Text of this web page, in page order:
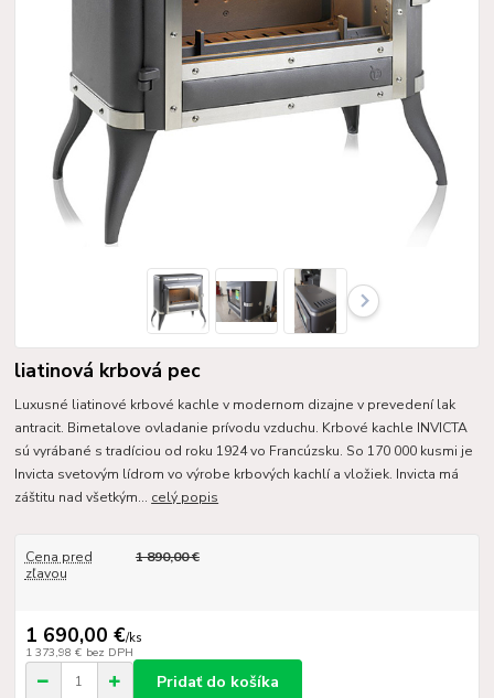
liatinová krbová pec
Luxusné liatinové krbové kachle v modernom dizajne v prevedení lak
antracit. Bimetalove ovladanie prívodu vzduchu. Krbové kachle INVICTA
sú vyrábané s tradíciou od roku 1924 vo Francúzsku. So 170 000 kusmi je
Invicta svetovým lídrom vo výrobe krbových kachlí a vložiek. Invicta má
záštitu nad všetkým... celý popis
Cena pred
zľavou
1 890,00 €
1 690,00 €/ks
1 373,98 € bez DPH
Pridať do košíka